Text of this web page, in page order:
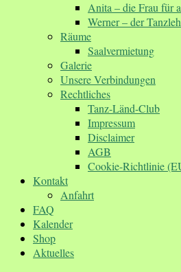
Anita – die Frau für
Werner – der
Räume
Saalvermietung
Galerie
Unsere Verbindungen
Rechtliches
Tanz-Länd-Club
Impressum
Disclaimer
AGB
Cookie-Richtlinie
Kontakt
Anfahrt
FAQ
Kalender
Shop
Aktuelles